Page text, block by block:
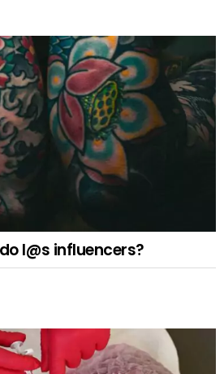
l@s influencers?